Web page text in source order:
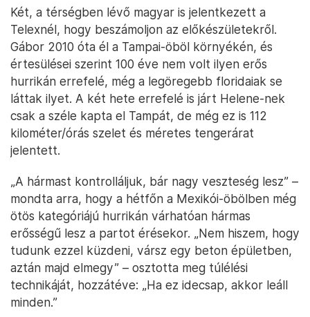
Két, a térségben lévő magyar is jelentkezett a
Telexnél, hogy beszámoljon az előkészületekről.
Gábor 2010 óta él a Tampai-öböl környékén, és
értesülései szerint 100 éve nem volt ilyen erős
hurrikán errefelé, még a legöregebb floridaiak se
láttak ilyet. A két hete errefelé is járt Helene-nek
csak a széle kapta el Tampát, de még ez is 112
kilométer/órás szelet és méretes tengerárat
jelentett.
„A hármast kontrolláljuk, bár nagy veszteség lesz” –
mondta arra, hogy a hétfőn a Mexikói-öbölben még
ötös kategóriájú hurrikán várhatóan hármas
erősségű lesz a partot érésekor. „Nem hiszem, hogy
tudunk ezzel küzdeni, vársz egy beton épületben,
aztán majd elmegy” – osztotta meg túlélési
technikáját, hozzátéve: „Ha ez idecsap, akkor leáll
minden.”